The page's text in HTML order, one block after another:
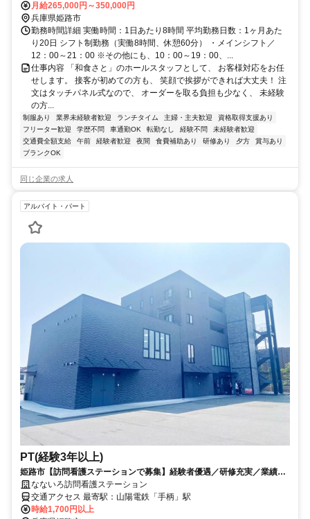
月給265,000円～350,000円
兵庫県姫路市
勤務時間詳細 実働時間：1日あたり8時間 平均勤務日数：1ヶ月あた
り20日 シフト制勤務（実働8時間、休憩60分） ・メインシフト／
12：00～21：00 ※その他にも、10：00～19：00、...
仕事内容 「和食さと」のホールスタッフとして、 お客様対応をお任
せします。 接客が初めての方も、 笑顔で挨拶ができれば大丈夫！ 注
文はタッチパネル式なので、 オーダーを取る負担も少なく、 未経験
の方...
制服あり 業界未経験者歓迎 ランチタイム 主婦・主夫歓迎
資格取得支援あり
フリーター歓迎
学歴不問 車通勤OK 転勤なし 経験不問
未経験者歓迎
交通費全額支給
午前 経験者歓迎 夜間 食費補助あり 研修あり 夕方
賞与あり
ブランクOK
同じ企業の求人
アルバイト・パート
PT(経験3年以上)
姫路市【訪問看護ステーションで募集】経験者優遇／研修充実／業績好
調、業務拡大／男女OK☆
なないろ訪問看護ステーション
交通アクセス 最寄駅：山陽電鉄「手柄」駅
時給1,700円以上